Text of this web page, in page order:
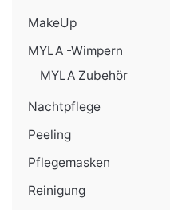
MakeUp
MYLA -Wimpern
MYLA Zubehör
Nachtpflege
Peeling
Pflegemasken
Reinigung